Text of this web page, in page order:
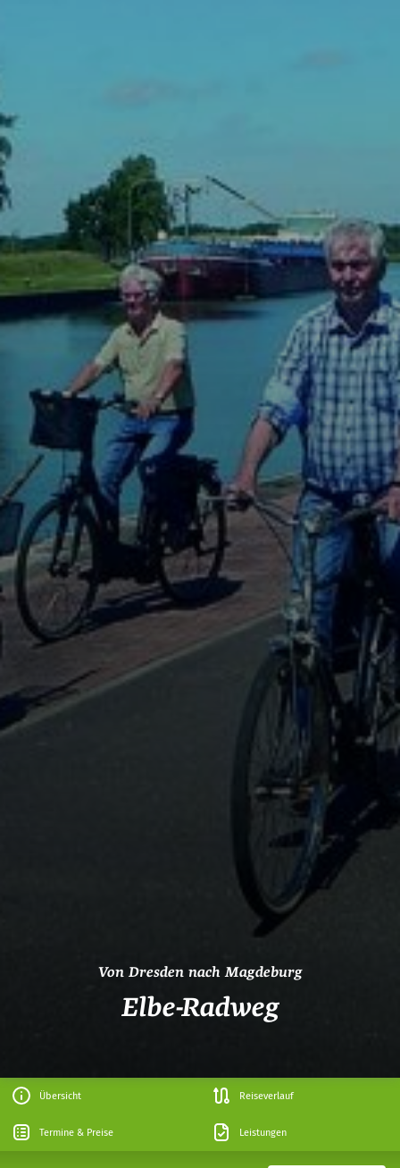
Von Dresden nach Magdeburg
Elbe-Radweg
Übersicht Reiseverlauf
Termine & Preise Leistungen